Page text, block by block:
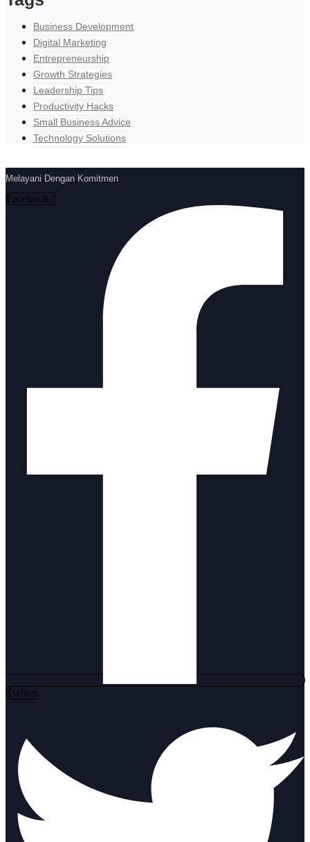
Business Development
Digital Marketing
Entrepreneurship
Growth Strategies
Leadership Tips
Productivity Hacks
Small Business Advice
Technology Solutions
Melayani Dengan Komitmen
Facebook-f
Twitter